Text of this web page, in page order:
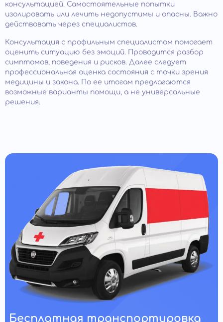
консультацией. Самостоятельные попытки
изолировать или лечить недопустимы и опасны. Важно
действовать через специалистов.
Консультация с профильным специалистом помогает
оценить ситуацию без эмоций. Проводится разбор
симптомов, поведения и рисков. Далее следует
профессиональная оценка состояния с точки зрения
медицины и закона. По ее итогам предлагаются
возможные варианты помощи, а не универсальные
решения.
Бесплатная транспортировка